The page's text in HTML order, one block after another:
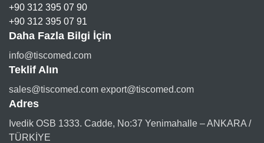
+90 312 395 07 90
+90 312 395 07 91
Daha Fazla Bilgi İçin
info@tiscomed.com
Teklif Alın
sales@tiscomed.com export@tiscomed.com
Adres
Ivedik OSB 1333. Cadde, No:37 Yenimahalle – ANKARA /
TÜRKİYE